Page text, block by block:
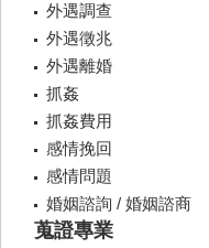
外遇調查
外遇徵兆
外遇離婚
抓姦
抓姦費用
感情挽回
感情問題
婚姻諮詢 / 婚姻諮商
蒐證專業